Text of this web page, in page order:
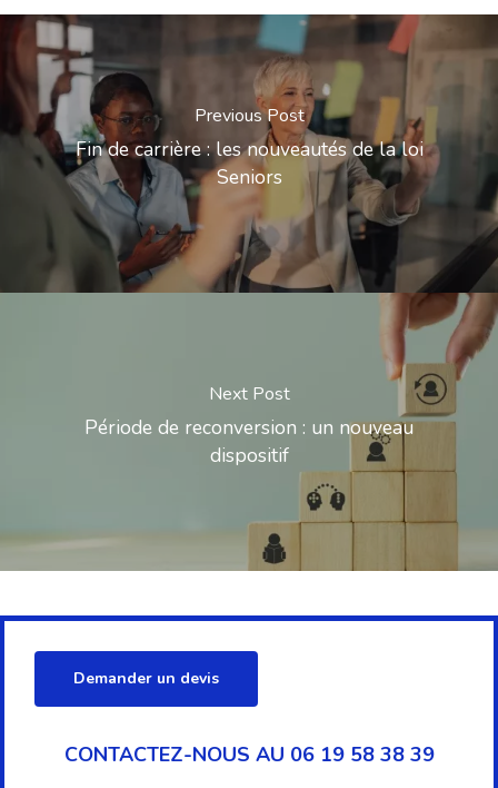
Previous Post
Fin de carrière : les nouveautés de la loi
Seniors
Next Post
Période de reconversion : un nouveau
dispositif
Demander un devis
CONTACTEZ-NOUS AU 06 19 58 38 39